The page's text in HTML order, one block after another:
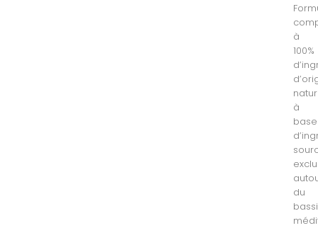
à
100%
à
base
du